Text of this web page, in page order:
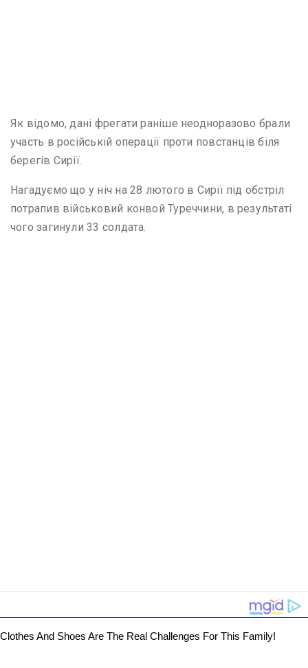
Як відомо, дані фрегати раніше неодноразово брали
участь в російській операції проти повстанців біля
берегів Сирії.
Нагадуємо що у ніч на 28 лютого в Сирії під обстріл
потрапив військовий конвой Туреччини, в результаті
чого загинули 33 солдата.